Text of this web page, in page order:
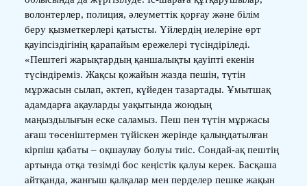
волонтерлер, полиция, әлеуметтік қорғау және білім
беру қызметкерлері қатысты. Үйлердің иелеріне өрт
қауіпсіздігінің қарапайым ережелері түсіндіріледі.
«Пештегі жарықтардың қаншалықты қауіпті екенін
түсіндіреміз. Жақсы қожайын жазда пешін, түтін
мұржасын сылап, әктеп, күйеден тазартады. Ұмытшақ
адамдарға ақауларды уақытында жоюдың
маңыздылығын еске саламыз. Пеш пен түтін мұржасы
ағаш төсеніштермен түйіскен жерінде қалыңдатылған
кірпіш қабаты – оқшаулау болуы тиіс. Сондай-ақ пештің
артында отқа төзімді бос кеңістік қалуы керек. Басқаша
айтқанда, жанғыш қалқалар мен перделер пешке жақын